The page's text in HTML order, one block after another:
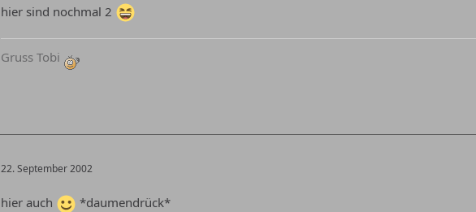
hier sind nochmal 2
Gruss Tobi
22. September 2002
hier auch *daumendrück*